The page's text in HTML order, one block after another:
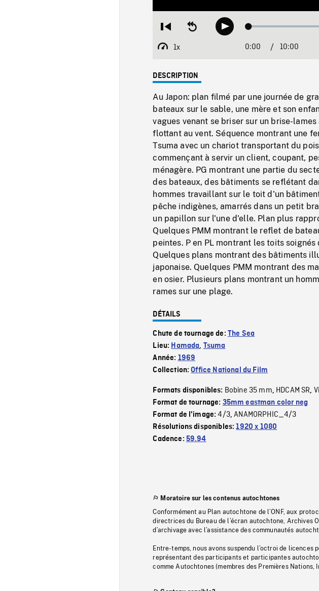
Restart
beginning
Seek
backwardPlay Loaded:
1x
Playback
Current
0:00 / Duration
10:00
DESCRIPTION
Au Japon: plan filmé par une journée de
bateaux sur le sable, une mère et son
vagues venant se briser sur un brise-
flottant au vent. Séquence montrant une
Tsuma avec un chariot transportant du
commençant à servir un client, coupant,
ménagère. PG montrant une partie du
des bateaux, des bâtiments se reflétant
hommes travaillant sur le toit d'un
pêche indigènes, amarrés dans un petit
un papillon sur l'une d'elle. Plan plus
Quelques PMM montrant le reflet de
peintes. P en PL montrant les toits
Quelques plans montrant des bâtiments
japonaise. Quelques PMM montrant des
en osier. Plusieurs plans montrant un
rames sur une plage.
DÉTAILS
Chute de tournage de: The Sea
Lieu: Hamada, Tsuma
Année: 1969
Collection:Office National du Film
Formats disponibles: Bobine 35 mm, HDCAM SR,
Format de tournage: 35mm eastman color neg
Format de l'image:4/3,ANAMORPHIC_4/3
Résolutions disponibles:1920 x 1080
Cadence: 59.94
Moratoire sur les contenus autochtones
Conformément au Plan autochtone de l’ONF, aux
directrices du Bureau de l’écran autochtone, Archives
d’archivage avec l’assistance des communautés
Entre-temps, nous avons suspendu l’octroi de
représentant des participants et participantes
comme Autochtones (membres des Premières Nations,